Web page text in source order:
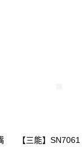
【三能】